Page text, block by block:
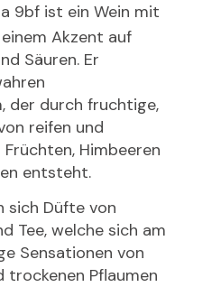
9bf ist ein Wein mit
Akzent auf
Säuren. Er
der durch fruchtige,
reifen und
Himbeeren
entsteht.
sich Düfte von
Tee, welche sich am
Sensationen von
trockenen Pflaumen